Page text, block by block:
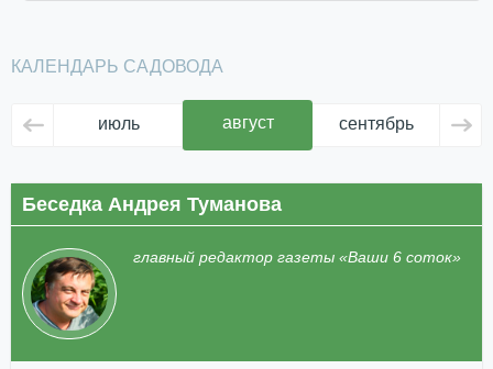
КАЛЕНДАРЬ САДОВОДА
июль август сентябрь
Беседка Андрея Туманова
главный редактор газеты «Ваши 6 соток»